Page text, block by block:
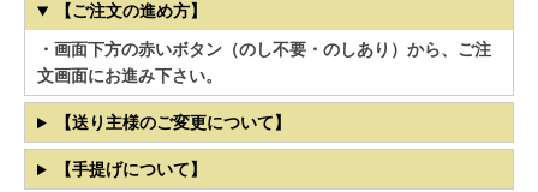
【ご注文の進め方】
・画面下方の赤いボタン（のし不要・のしあり）から、ご注
文画面にお進み下さい。
【送り主様のご変更について】
【手提げについて】